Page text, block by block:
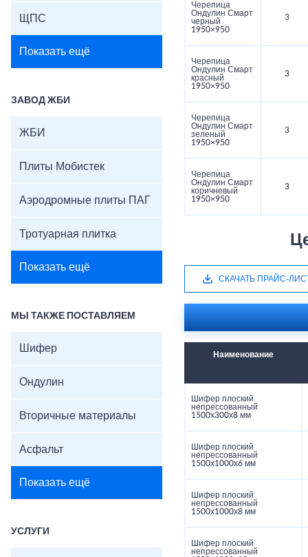
ЩПС
Показать ещё
ЗАВОД ЖБИ
ЖБИ
Плиты Мобистек
Аэродромные плиты ПАГ
Тротуарная плитка
Показать ещё
МЫ ТАКЖЕ ПОСТАВЛЯЕМ
Шифер
Ондулин
Вторичные материалы
Асфальт
Показать ещё
УСЛУГИ
Черепица
Ондулин Смарт
черный
1950×950
3
Черепица
Ондулин Смарт
красный
1950×950
3
Черепица
Ондулин Смарт
зеленый
1950×950
3
Черепица
Ондулин Смарт
коричневый
1950×950
3
СКАЧАТЬ ПРАЙС-
Наименование
Шифер плоский
непрессованный
1500х300х8 мм
Шифер плоский
непрессованный
1500х1000х6 мм
Шифер плоский
непрессованный
1500х1000х8 мм
Шифер плоский
непрессованный